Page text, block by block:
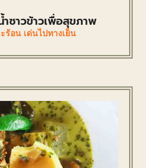
ซาวข้าวเพื่อสุขภาพ
ร้อน เด่นไปทางเย็น